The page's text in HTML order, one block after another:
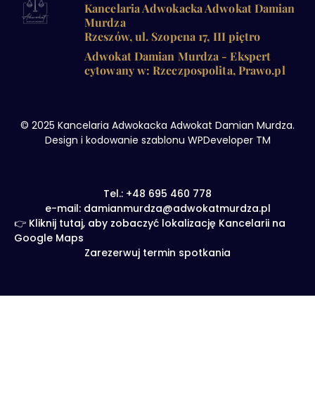
Kancelaria Adwokacka Adwokat Damian
Murdza
Rzeszów, ul. Szopena 17, III piętro
Adwokat Damian Murdza - Ekspert
cytowany w: Rzeczpospolita, Prawo.pl
© 2025 Kancelaria Adwokacka Adwokat Damian Murdza.
Design i kodowanie szablonu WPDeveloper TM
Tel.: +48 695 460 778
e-mail: damianmurdza@adwokatmurdza.pl
👉 Kliknij tutaj, aby zobaczyć lokalizację Kancelarii na
Google Maps
Zarezerwuj termin spotkania